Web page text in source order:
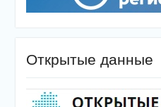
Открытые данные